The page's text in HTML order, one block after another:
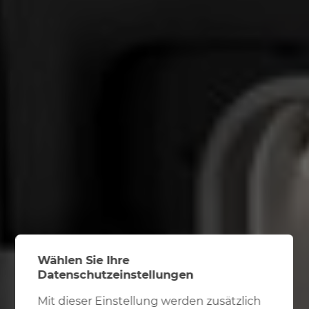
Wählen Sie Ihre
Datenschutzeinstellungen
Mit dieser Einstellung werden zusätzlich